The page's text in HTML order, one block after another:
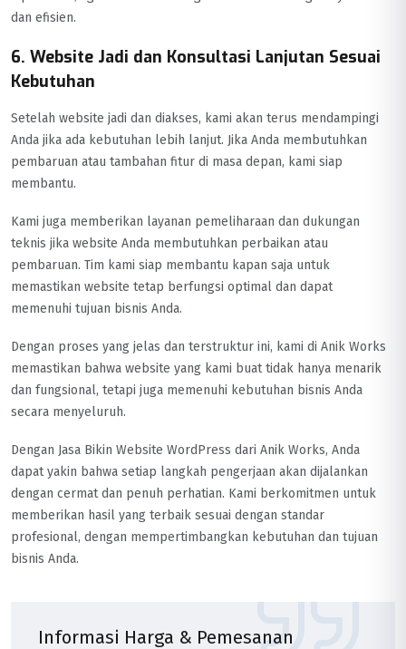
dan efisien.
6. Website Jadi dan Konsultasi Lanjutan Sesuai
Kebutuhan
Setelah website jadi dan diakses, kami akan terus mendampingi
Anda jika ada kebutuhan lebih lanjut. Jika Anda membutuhkan
pembaruan atau tambahan fitur di masa depan, kami siap
membantu.
Kami juga memberikan layanan pemeliharaan dan dukungan
teknis jika website Anda membutuhkan perbaikan atau
pembaruan. Tim kami siap membantu kapan saja untuk
memastikan website tetap berfungsi optimal dan dapat
memenuhi tujuan bisnis Anda.
Dengan proses yang jelas dan terstruktur ini, kami di Anik Works
memastikan bahwa website yang kami buat tidak hanya menarik
dan fungsional, tetapi juga memenuhi kebutuhan bisnis Anda
secara menyeluruh.
Dengan Jasa Bikin Website WordPress dari Anik Works, Anda
dapat yakin bahwa setiap langkah pengerjaan akan dijalankan
dengan cermat dan penuh perhatian. Kami berkomitmen untuk
memberikan hasil yang terbaik sesuai dengan standar
profesional, dengan mempertimbangkan kebutuhan dan tujuan
bisnis Anda.
Informasi Harga & Pemesanan